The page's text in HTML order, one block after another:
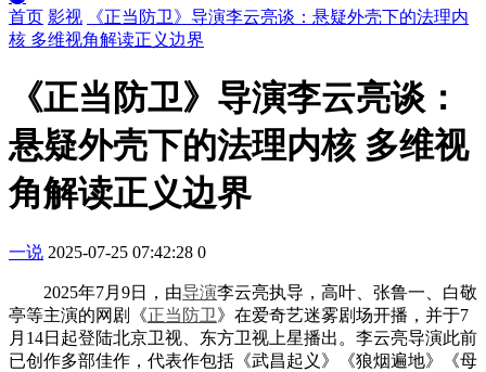
首页 影视
《正当防卫》导演李云亮谈：悬疑外壳下的法理内
核 多维视角解读正义边界
《正当防卫》导演李云亮谈：
悬疑外壳下的法理内核 多维视
角解读正义边界
一说 2025-07-25 07:42:28 0
2025年7月9日，由导演李云亮执导，高叶、张鲁一、白敬
亭等主演的网剧《正当防卫》在爱奇艺迷雾剧场开播，并于7
月14日起登陆北京卫视、东方卫视上星播出。李云亮导演此前
已创作多部佳作，代表作包括《武昌起义》《狼烟遍地》《母